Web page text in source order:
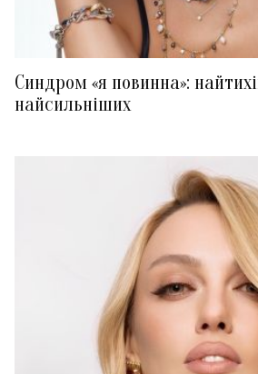
Синдром «я повинна»:
найсильніших